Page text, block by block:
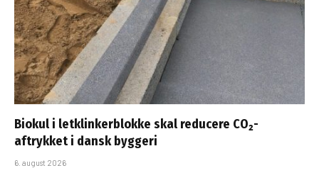
Biokul i letklinkerblokke skal reducere CO₂-
aftrykket i dansk byggeri
6. august 2026